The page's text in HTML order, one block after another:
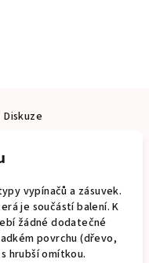
Diskuze
vypínačů a zásuvek.
je součástí balení. K
žádné dodatečné
povrchu (dřevo,
hrubší omítkou.